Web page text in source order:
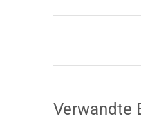
Verwandte